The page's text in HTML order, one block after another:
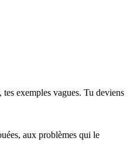
exemples vagues. Tu deviens
aux problèmes qui le